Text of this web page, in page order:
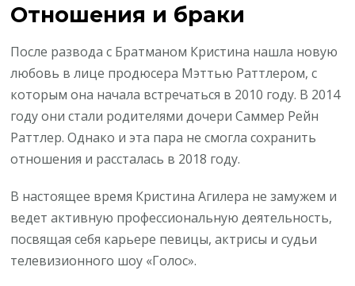
Отношения и браки
После развода с Братманом Кристина нашла новую
любовь в лице продюсера Мэттью Раттлером, с
которым она начала встречаться в 2010 году. В 2014
году они стали родителями дочери Саммер Рейн
Раттлер. Однако и эта пара не смогла сохранить
отношения и рассталась в 2018 году.
В настоящее время Кристина Агилера не замужем и
ведет активную профессиональную деятельность,
посвящая себя карьере певицы, актрисы и судьи
телевизионного шоу «Голос».